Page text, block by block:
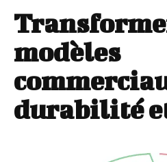
modèles
durabilité